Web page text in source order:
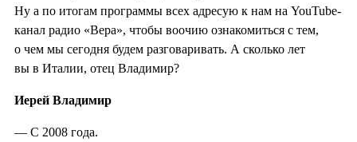
Ну а по итогам программы всех адресую к нам на YouTube-
канал радио «Вера», чтобы воочию ознакомиться с тем,
о чем мы сегодня будем разговаривать. А сколько лет
вы в Италии, отец Владимир?
Иерей Владимир
— С 2008 года.